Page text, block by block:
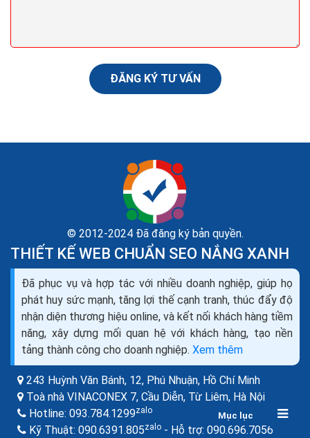
Mục lục
Danh sách phần mềm chăm sóc khách hàng miễn
phí Online Offline
Phần mềm chăm sóc khách hàng là một phần mềm
doanh nghiệp được sử dụng để quản trị, tối ưu hóa quy
trình chăm sóc và gia tăng trải nghiệm...
ĐĂNG KÝ TƯ VẤN
© 2012-2024 Đã đăng ký bản quyền.
THIẾT KẾ WEB CHUẨN SEO NẮNG XANH
Đã phục vụ và hợp tác với nhiều doanh nghiệp, giúp họ
phát huy sức mạnh, tăng lợi thế cạnh tranh, thúc đẩy độ
nhận diện thương hiệu online, và kết nối khách hàng tiềm
năng, xây dựng mối quan hệ với khách hàng, tạo nền
tảng thành công cho doanh nghiệp. Xem thêm
243 Huỳnh Văn Bánh, 12, Phú Nhuận, Hồ Chí Minh
Toà nhà VINACONEX 7, Cầu Diễn, Từ Liêm, Hà Nội
Hotline: 093.784.1299zalo
Kỹ Thuật: 090.6391.805zalo - Hỗ trợ: 090.696.7056